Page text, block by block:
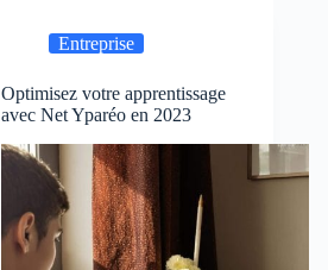
Entreprise
Optimisez votre apprentissage
avec Net Yparéo en 2023